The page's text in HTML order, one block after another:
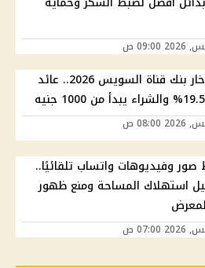
شهادات ادخار بنك قناة السويس 2026.. عائد
وفيديوهات واتساب تلقائيًا..
استهلاك المساحة ومنع ظهور